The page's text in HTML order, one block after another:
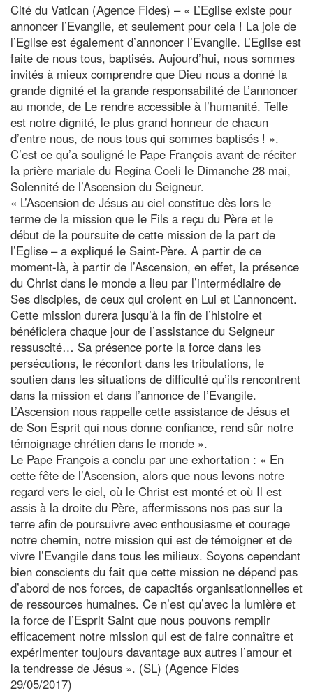
Cité du Vatican (Agence Fides) – « L’Eglise existe pour
annoncer l’Evangile, et seulement pour cela ! La joie de
l’Eglise est également d’annoncer l’Evangile. L’Eglise est
faite de nous tous, baptisés. Aujourd’hui, nous sommes
invités à mieux comprendre que Dieu nous a donné la
grande dignité et la grande responsabilité de L’annoncer
au monde, de Le rendre accessible à l’humanité. Telle
est notre dignité, le plus grand honneur de chacun
d’entre nous, de nous tous qui sommes baptisés ! ».
C’est ce qu’a souligné le Pape François avant de réciter
la prière mariale du Regina Coeli le Dimanche 28 mai,
Solennité de l’Ascension du Seigneur.
« L’Ascension de Jésus au ciel constitue dès lors le
terme de la mission que le Fils a reçu du Père et le
début de la poursuite de cette mission de la part de
l’Eglise – a expliqué le Saint-Père. A partir de ce
moment-là, à partir de l’Ascension, en effet, la présence
du Christ dans le monde a lieu par l’intermédiaire de
Ses disciples, de ceux qui croient en Lui et L’annoncent.
Cette mission durera jusqu’à la fin de l’histoire et
bénéficiera chaque jour de l’assistance du Seigneur
ressuscité… Sa présence porte la force dans les
persécutions, le réconfort dans les tribulations, le
soutien dans les situations de difficulté qu’ils rencontrent
dans la mission et dans l’annonce de l’Evangile.
L’Ascension nous rappelle cette assistance de Jésus et
de Son Esprit qui nous donne confiance, rend sûr notre
témoignage chrétien dans le monde ».
Le Pape François a conclu par une exhortation : « En
cette fête de l’Ascension, alors que nous levons notre
regard vers le ciel, où le Christ est monté et où Il est
assis à la droite du Père, affermissons nos pas sur la
terre afin de poursuivre avec enthousiasme et courage
notre chemin, notre mission qui est de témoigner et de
vivre l’Evangile dans tous les milieux. Soyons cependant
bien conscients du fait que cette mission ne dépend pas
d’abord de nos forces, de capacités organisationnelles et
de ressources humaines. Ce n’est qu’avec la lumière et
la force de l’Esprit Saint que nous pouvons remplir
efficacement notre mission qui est de faire connaître et
expérimenter toujours davantage aux autres l’amour et
la tendresse de Jésus ». (SL) (Agence Fides
29/05/2017)